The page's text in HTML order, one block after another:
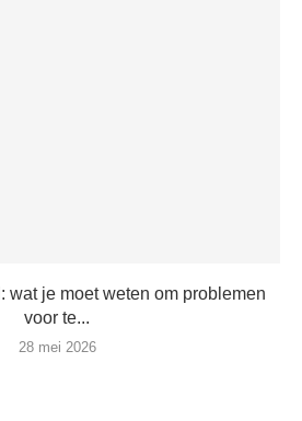
wat je moet weten om problemen
voor te...
28 mei 2026